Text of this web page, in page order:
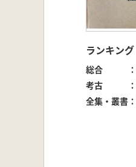
ランキング
総合
考古
全集・叢書